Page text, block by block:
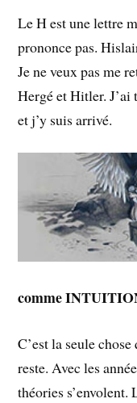
Le H est une lettre
prononce pas.
Je ne veux pas me
Hergé et Hitler.
et j’y suis arrivé.
comme
C’est la seule
reste. Avec les
théories